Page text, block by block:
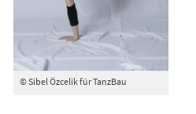
© Sibel Özcelik für TanzBau